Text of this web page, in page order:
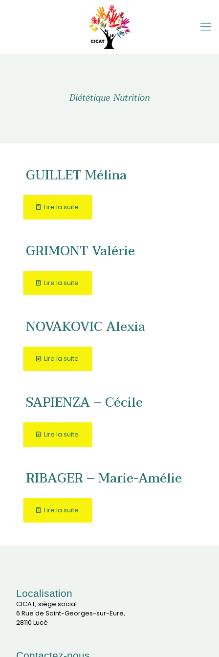
Diététique-Nutrition
GUILLET Mélina
Lire la suite
GRIMONT Valérie
Lire la suite
NOVAKOVIC Alexia
Lire la suite
SAPIENZA – Cécile
Lire la suite
RIBAGER – Marie-Amélie
Lire la suite
Localisation
CICAT, siège social
6 Rue de Saint-Georges-sur-Eure,
28110 Lucé